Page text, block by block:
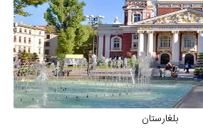
بلغارستان